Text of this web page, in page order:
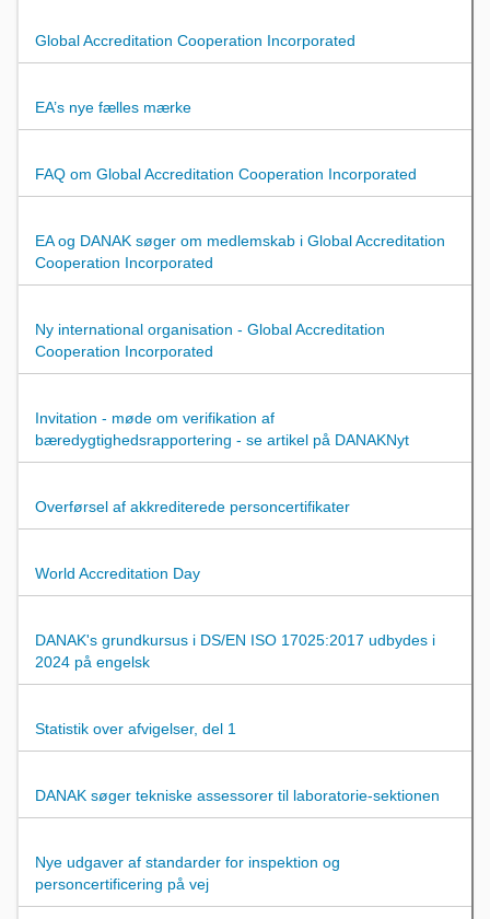
Global Accreditation Cooperation Incorporated
EA’s nye fælles mærke
FAQ om Global Accreditation Cooperation Incorporated
EA og DANAK søger om medlemskab i Global Accreditation
Cooperation Incorporated
Ny international organisation - Global Accreditation
Cooperation Incorporated
Invitation - møde om verifikation af
bæredygtighedsrapportering - se artikel på DANAKNyt
Overførsel af akkrediterede personcertifikater
World Accreditation Day
DANAK's grundkursus i DS/EN ISO 17025:2017 udbydes i
2024 på engelsk
Statistik over afvigelser, del 1
DANAK søger tekniske assessorer til laboratorie-sektionen
Nye udgaver af standarder for inspektion og
personcertificering på vej